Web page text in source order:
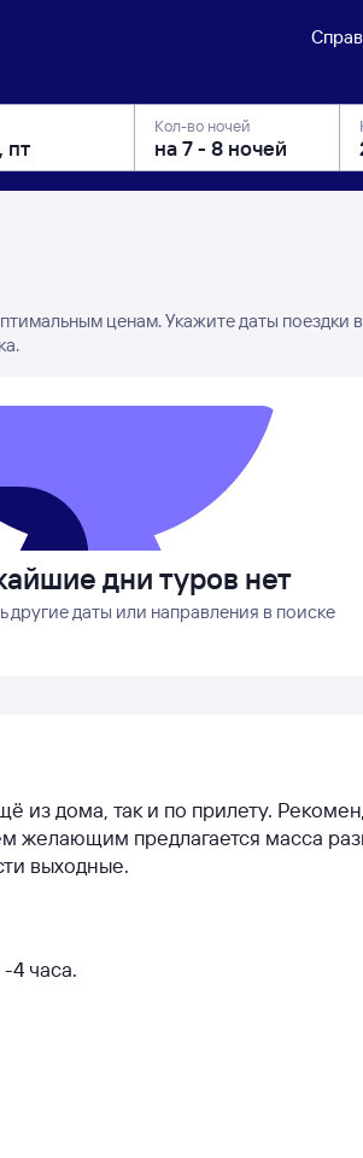
Кол-во ночей
ценам. Укажите даты поездки
дни туров нет
даты или направления в поиске
из дома, так и по прилету.
желающим предлагается масса
выходные.
4 часа.